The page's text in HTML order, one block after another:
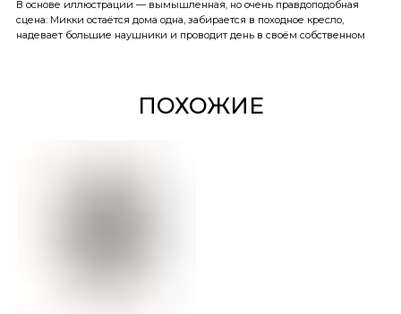
В основе иллюстрации — вымышленная, но очень правдоподобная
сцена: Микки остаётся дома одна, забирается в походное кресло,
надевает большие наушники и проводит день в своём собственном
Футболка выполнена в светлом бежевом оттенке с тёмно-серой
ПОХОЖИЕ